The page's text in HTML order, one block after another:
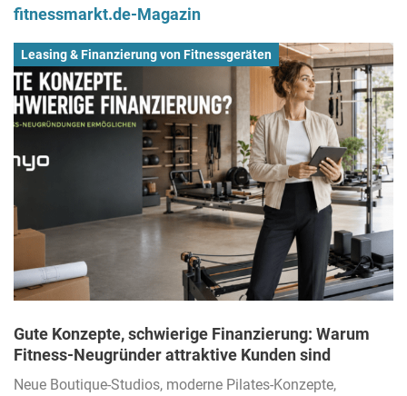
fitnessmarkt.de-Magazin
Leasing & Finanzierung von Fitnessgeräten
Gute Konzepte, schwierige Finanzierung: Warum
Fitness-Neugründer attraktive Kunden sind
Neue Boutique-Studios, moderne Pilates-Konzepte,